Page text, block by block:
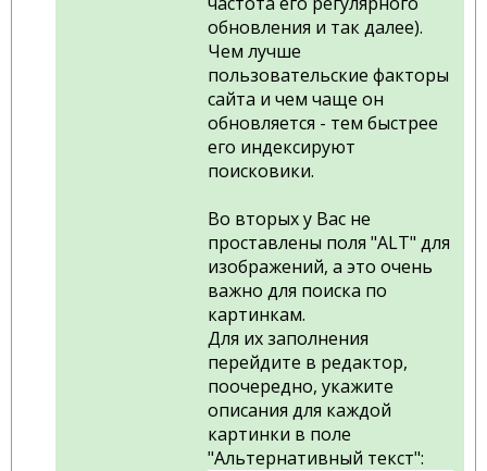
обновления и так далее).
Чем лучше
пользовательские факторы
сайта и чем чаще он
обновляется - тем быстрее
его индексируют
поисковики.
Во вторых у Вас не
проставлены поля "ALT" для
изображений, а это очень
важно для поиска по
картинкам.
Для их заполнения
перейдите в редактор,
поочередно, укажите
описания для каждой
картинки в поле
"Альтернативный текст":